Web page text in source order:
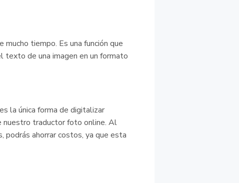
tiempo. Es una función que
texto de una imagen en un formato
la única forma de digitalizar
nuestro traductor foto online. Al
podrás ahorrar costos, ya que esta